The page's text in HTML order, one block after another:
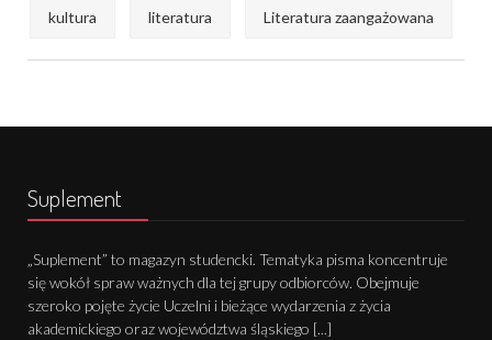
kultura literatura Literatura zaangażowana
Suplement
„Suplement” to magazyn studencki. Tematyka pisma koncentruje
się wokół spraw ważnych dla tej grupy odbiorców. Obejmuje
szeroko pojęte życie Uczelni i bieżące wydarzenia z życia
akademickiego oraz województwa śląskiego [...]